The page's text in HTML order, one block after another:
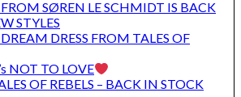
SØREN LE SCHMIDT IS BACK
STYLES
DRESS FROM TALES OF
NOT TO LOVE
OF REBELS – BACK IN STOCK